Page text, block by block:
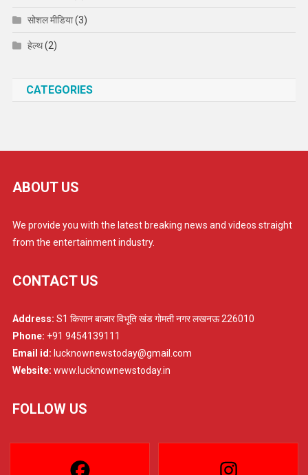
सोशल मीडिया(3)
हेल्थ(2)
CATEGORIES
ABOUT US
We provide you with the latest breaking news and videos straight
from the entertainment industry.
CONTACT US
Address: S1 किसान बाजार विभूति खंड गोमती नगर लखनऊ 226010
Phone: +91 9454139111
Email id: lucknownewstoday@gmail.com
Website: www.lucknownewstoday.in
FOLLOW US